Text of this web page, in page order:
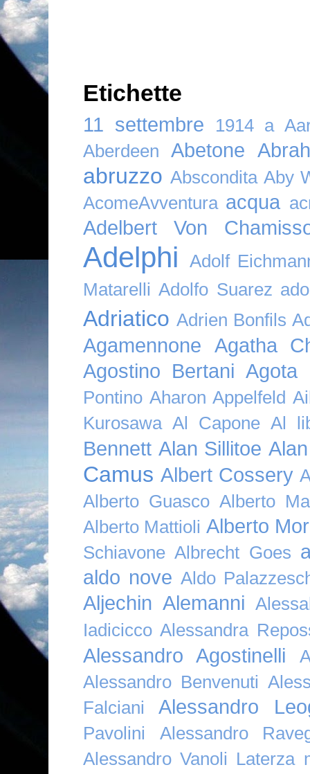
Etichette
11 settembre 1914 a
Aberdeen
Abetone
abruzzo Abscondita Aby
AcomeAvventura acqua
Adelbert Von
Adelphi
Adolf
Matarelli Adolfo Suarez
Adriatico Adrien Bonfils
Agamennone
Agatha
Agostino Bertani Agota
Pontino Aharon Appelfeld
Kurosawa Al Capone Al
Bennett Alan Sillitoe
Camus Albert Cossery
Alberto Guasco Alberto
Alberto Mattioli Alberto
Schiavone Albrecht Goes
aldo nove Aldo
Aljechin Alemanni
Iadicicco Alessandra
Alessandro Agostinelli
Alessandro Benvenuti
Falciani
Alessandro
Pavolini
Alessandro
Alessandro Vanoli Laterza